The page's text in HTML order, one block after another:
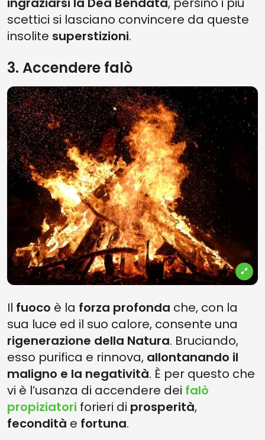
scettici si lasciano convincere da queste
insolite superstizioni.
3. Accendere falò
Il fuoco è la forza profonda che, con la
sua luce ed il suo calore, consente una
rigenerazione della Natura. Bruciando,
esso purifica e rinnova, allontanando il
maligno e la negatività. È per questo che
vi è l’usanza di accendere dei falò
propiziatori forieri di prosperità,
fecondità e fortuna.